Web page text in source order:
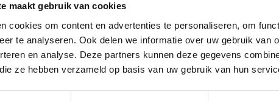
maakt gebruik van cookies
cookies om content en advertenties te personaliseren, om
te analyseren. Ook delen we informatie over uw gebruik van
en analyse. Deze partners kunnen deze gegevens
ze hebben verzameld op basis van uw gebruik van hun
cm
wel een groot assortiment badkamermeubels